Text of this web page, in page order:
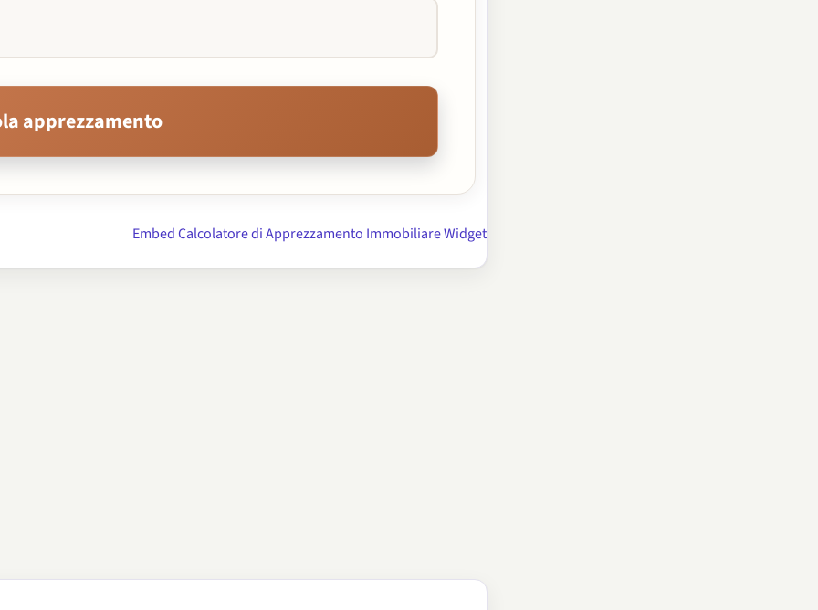
apprezzamento
Embed Calcolatore di Apprezzamento Immobiliare Widget